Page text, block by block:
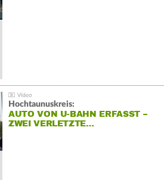
Hochtaunuskreis:
AUTO VON U-BAHN ERFASST –
ZWEI VERLETZTE…